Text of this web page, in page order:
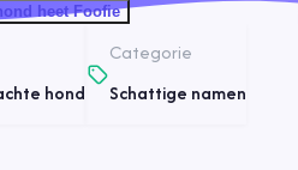
heet Foofie
hond
Categorie
Schattige namen